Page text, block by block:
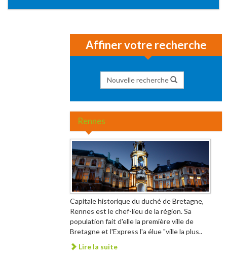
Affiner votre recherche
Nouvelle recherche
Rennes
Capitale historique du duché de Bretagne,
Rennes est le chef-lieu de la région. Sa
population fait d'elle la première ville de
Bretagne et l'Express l'a élue "ville la plus..
Lire la suite